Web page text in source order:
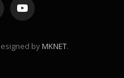
YouTube
byMKNET.